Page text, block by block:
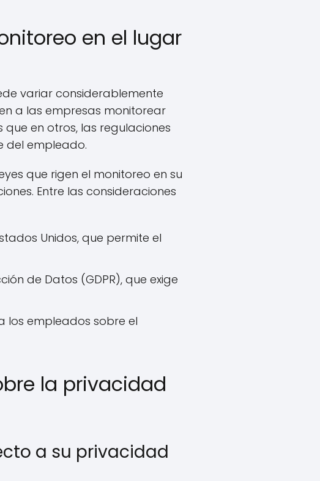
en el lugar
variar considerablemente
a las empresas monitorear
en otros, las regulaciones
del empleado.
que rigen el monitoreo en su
Entre las consideraciones
Unidos, que permite el
de Datos (GDPR), que exige
los empleados sobre el
la privacidad
a su privacidad